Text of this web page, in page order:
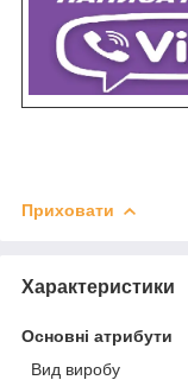
Приховати
Характеристики
Основні атрибути
Вид виробу